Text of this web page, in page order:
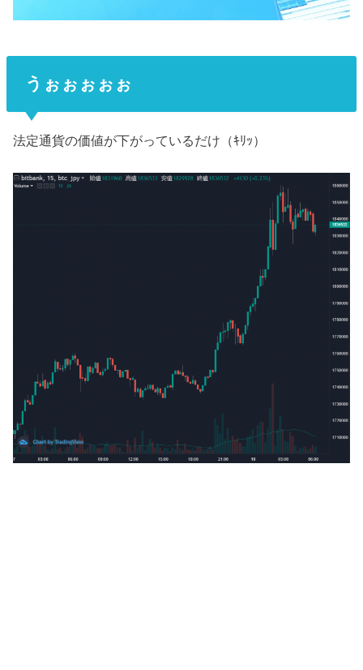
うぉぉぉぉぉ
法定通貨の価値が下がっているだけ（ｷﾘｯ）